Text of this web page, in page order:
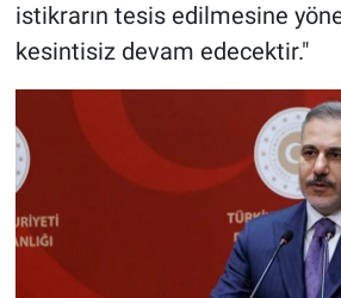
istikrarın tesis edilmesine
kesintisiz devam edecektir."